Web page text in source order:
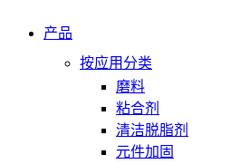
产品
按应用分类
磨料
粘合剂
清洁脱脂剂
元件加固